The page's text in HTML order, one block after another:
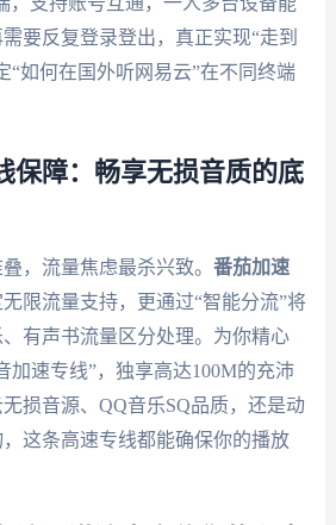
要反复登录登出，真正实现“走到
“如何在国外听网易云”在不同终端
保障：畅享无损音质的底
，流量焦虑最杀兴致。 番茄加速
限流量支持，更通过“智能分流”将
有声书流量区分处理。为你精心
加速专线”，独享高达100M的充沛
损音源、QQ音乐SQ品质，还是动
这条高速专线都能确保你的播放